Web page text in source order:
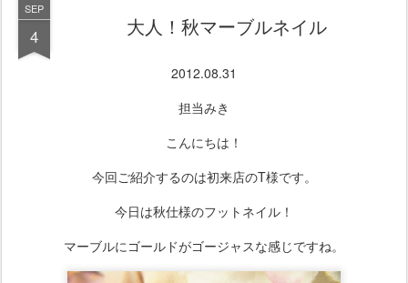
SEP
4 大人！秋マーブルネイル
2012.08.31
担当みき
こんにちは！
今回ご紹介するのは初来店のT様です。
今日は秋仕様のフットネイル！
マーブルにゴールドがゴージャスな感じですね。